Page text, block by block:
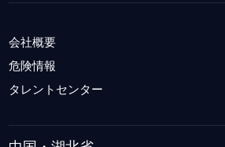
会社概要
危険情報
タレントセンター